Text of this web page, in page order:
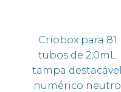
Criobox para 81
tubos de 2,0mL
tampa destacável
numérico neutro